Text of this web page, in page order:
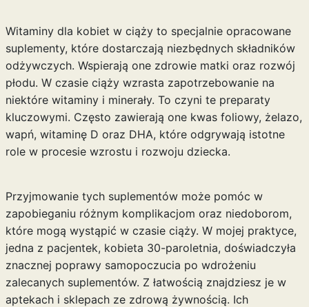
Witaminy dla kobiet w ciąży to specjalnie opracowane
suplementy, które dostarczają niezbędnych składników
odżywczych. Wspierają one zdrowie matki oraz rozwój
płodu. W czasie ciąży wzrasta zapotrzebowanie na
niektóre witaminy i minerały. To czyni te preparaty
kluczowymi. Często zawierają one kwas foliowy, żelazo,
wapń, witaminę D oraz DHA, które odgrywają istotne
role w procesie wzrostu i rozwoju dziecka.
Przyjmowanie tych suplementów może pomóc w
zapobieganiu różnym komplikacjom oraz niedoborom,
które mogą wystąpić w czasie ciąży. W mojej praktyce,
jedna z pacjentek, kobieta 30-paroletnia, doświadczyła
znacznej poprawy samopoczucia po wdrożeniu
zalecanych suplementów. Z łatwością znajdziesz je w
aptekach i sklepach ze zdrową żywnością. Ich